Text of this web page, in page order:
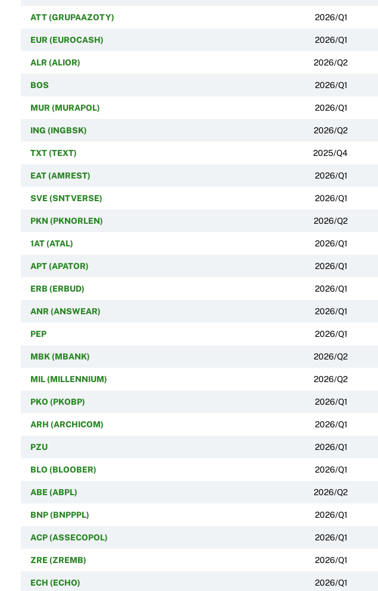
ATT (GRUPAAZOTY) 2026/Q1
EUR (EUROCASH) 2026/Q1
ALR (ALIOR) 2026/Q2
BOS 2026/Q1
MUR (MURAPOL) 2026/Q1
ING (INGBSK) 2026/Q2
TXT (TEXT) 2025/Q4
EAT (AMREST) 2026/Q1
SVE (SNTVERSE) 2026/Q1
PKN (PKNORLEN) 2026/Q2
1AT (ATAL) 2026/Q1
APT (APATOR) 2026/Q1
ERB (ERBUD) 2026/Q1
ANR (ANSWEAR) 2026/Q1
PEP 2026/Q1
MBK (MBANK) 2026/Q2
MIL (MILLENNIUM) 2026/Q2
PKO (PKOBP) 2026/Q1
ARH (ARCHICOM) 2026/Q1
PZU 2026/Q1
BLO (BLOOBER) 2026/Q1
ABE (ABPL) 2026/Q2
BNP (BNPPPL) 2026/Q1
ACP (ASSECOPOL) 2026/Q1
ZRE (ZREMB) 2026/Q1
ECH (ECHO) 2026/Q1